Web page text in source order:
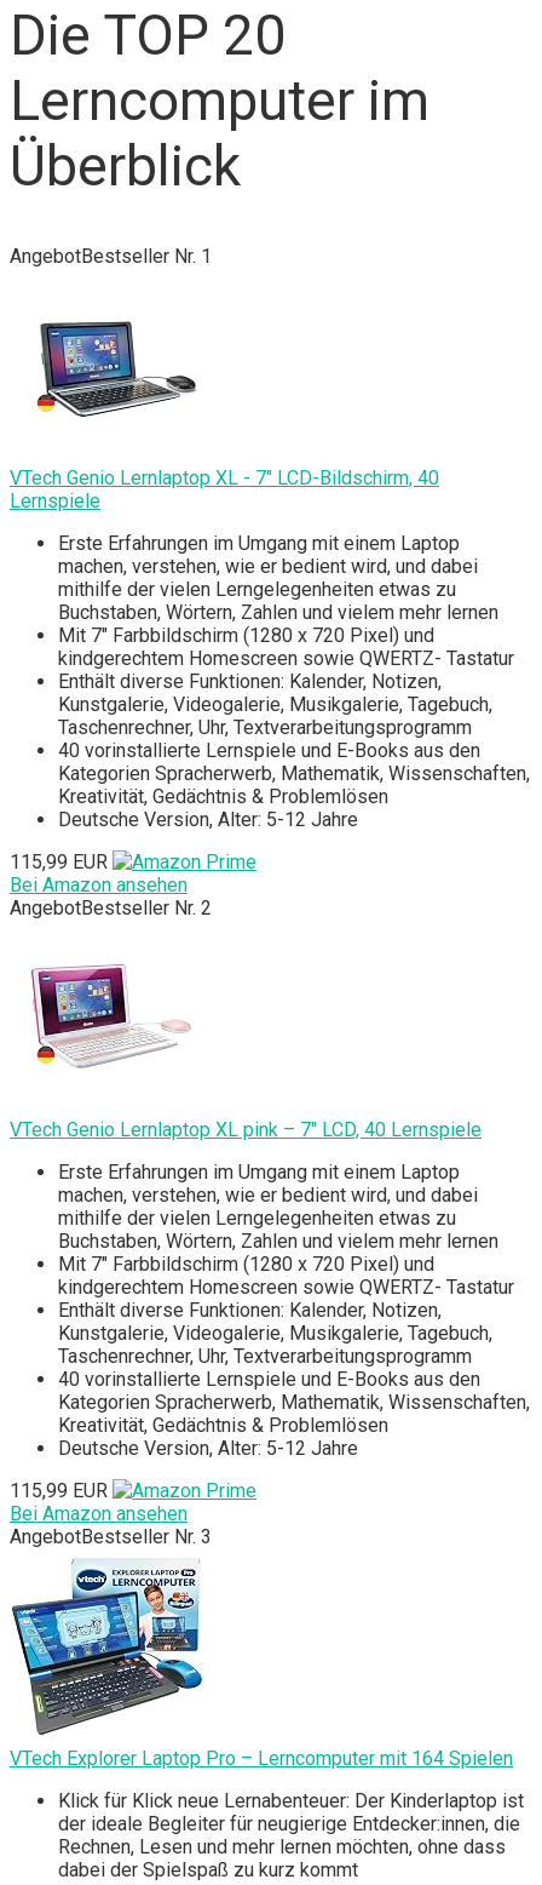
Die TOP 20
Lerncomputer im
Überblick
AngebotBestseller Nr. 1
VTech Genio Lernlaptop XL - 7" LCD-Bildschirm, 40
Lernspiele
Erste Erfahrungen im Umgang mit einem Laptop
machen, verstehen, wie er bedient wird, und dabei
mithilfe der vielen Lerngelegenheiten etwas zu
Buchstaben, Wörtern, Zahlen und vielem mehr lernen
Mit 7" Farbbildschirm (1280 x 720 Pixel) und
kindgerechtem Homescreen sowie QWERTZ- Tastatur
Enthält diverse Funktionen: Kalender, Notizen,
Kunstgalerie, Videogalerie, Musikgalerie, Tagebuch,
Taschenrechner, Uhr, Textverarbeitungsprogramm
40 vorinstallierte Lernspiele und E-Books aus den
Kategorien Spracherwerb, Mathematik, Wissenschaften,
Kreativität, Gedächtnis & Problemlösen
Deutsche Version, Alter: 5-12 Jahre
115,99 EUR
Bei Amazon ansehen
AngebotBestseller Nr. 2
VTech Genio Lernlaptop XL pink – 7" LCD, 40 Lernspiele
Erste Erfahrungen im Umgang mit einem Laptop
machen, verstehen, wie er bedient wird, und dabei
mithilfe der vielen Lerngelegenheiten etwas zu
Buchstaben, Wörtern, Zahlen und vielem mehr lernen
Mit 7" Farbbildschirm (1280 x 720 Pixel) und
kindgerechtem Homescreen sowie QWERTZ- Tastatur
Enthält diverse Funktionen: Kalender, Notizen,
Kunstgalerie, Videogalerie, Musikgalerie, Tagebuch,
Taschenrechner, Uhr, Textverarbeitungsprogramm
40 vorinstallierte Lernspiele und E-Books aus den
Kategorien Spracherwerb, Mathematik, Wissenschaften,
Kreativität, Gedächtnis & Problemlösen
Deutsche Version, Alter: 5-12 Jahre
115,99 EUR
Bei Amazon ansehen
AngebotBestseller Nr. 3
VTech Explorer Laptop Pro – Lerncomputer mit 164 Spielen
Klick für Klick neue Lernabenteuer: Der Kinderlaptop ist
der ideale Begleiter für neugierige Entdecker:innen, die
Rechnen, Lesen und mehr lernen möchten, ohne dass
dabei der Spielspaß zu kurz kommt